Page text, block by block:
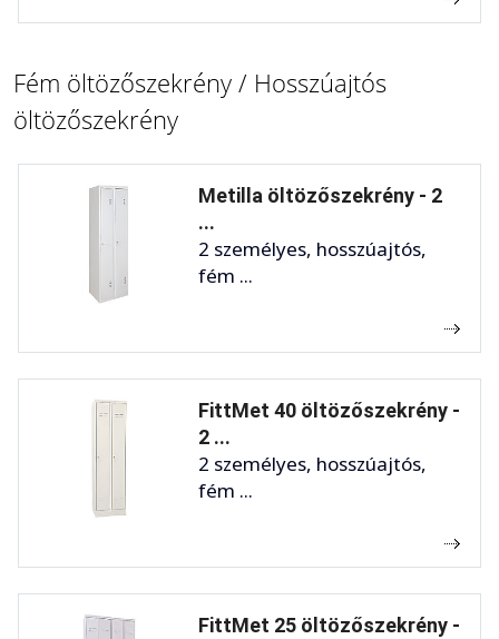
Fém öltözőszekrény / Hosszúajtós
öltözőszekrény
Metilla öltözőszekrény - 2
...
2 személyes, hosszúajtós,
fém ...
FittMet 40 öltözőszekrény -
2 ...
2 személyes, hosszúajtós,
fém ...
FittMet 25 öltözőszekrény -